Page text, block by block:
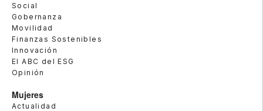
Social
Gobernanza
Movilidad
Finanzas Sostenibles
Innovación
El ABC del ESG
Opinión
Mujeres
Actualidad